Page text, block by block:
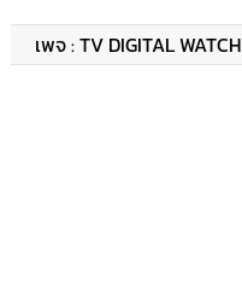
เพจ : TV DIGITAL WATCH